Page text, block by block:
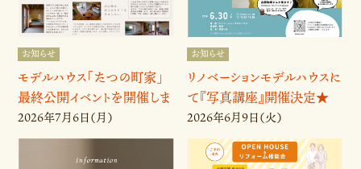
お知らせ
モデルハウス「たつの町家」
最終公開イベントを開催しま
す🌟
2026年7月6日（月）
お知らせ
リノベーションモデルハウスに
て『写真講座』開催決定★
2026年6月9日（火）